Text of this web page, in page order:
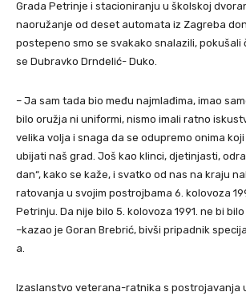
Grada Petrinje i stacioniranju u školskoj
naoružanje od deset automata iz Zagreba
postepeno smo se svakako snalazili, pokušali
se Dubravko Drndelić- Duko.
– Ja sam tada bio među najmlađima, imao
bilo oružja ni uniformi, nismo imali ratno
velika volja i snaga da se odupremo onima
ubijati naš grad. Još kao klinci, djetinjasti,
dan“, kako se kaže, i svatko od nas na kraju
ratovanja u svojim postrojbama 6. kolovoza
Petrinju. Da nije bilo 5. kolovoza 1991. ne bi bilo
–kazao je Goran Brebrić, bivši pripadnik
a.
Izaslanstvo veterana-ratnika s postrojavanja